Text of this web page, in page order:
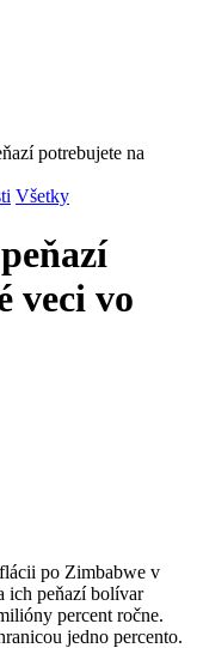
potrebujete na
Všetky
veci vo
po Zimbabwe v
ich peňazí bolívar
percent ročne.
jedno percento.